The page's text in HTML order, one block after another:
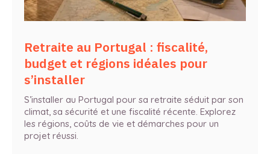
Retraite au Portugal : fiscalité,
budget et régions idéales pour
s’installer
S’installer au Portugal pour sa retraite séduit par son
climat, sa sécurité et une fiscalité récente. Explorez
les régions, coûts de vie et démarches pour un
projet réussi.